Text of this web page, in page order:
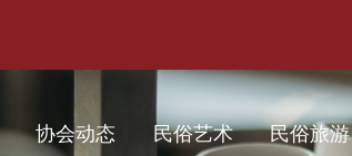
协会动态 民俗艺术 民俗旅游